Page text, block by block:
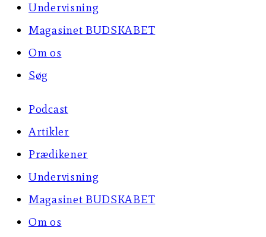
Undervisning
Magasinet BUDSKABET
Om os
Søg
Podcast
Artikler
Prædikener
Undervisning
Magasinet BUDSKABET
Om os